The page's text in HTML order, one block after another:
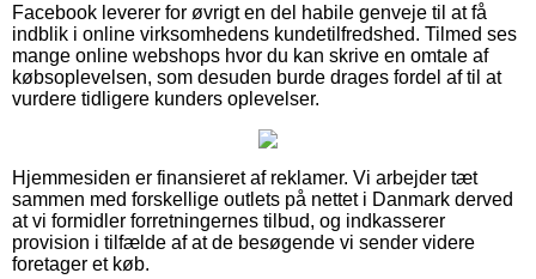
Facebook leverer for øvrigt en del habile genveje til at få
indblik i online virksomhedens kundetilfredshed. Tilmed ses
mange online webshops hvor du kan skrive en omtale af
købsoplevelsen, som desuden burde drages fordel af til at
vurdere tidligere kunders oplevelser.
Hjemmesiden er finansieret af reklamer. Vi arbejder tæt
sammen med forskellige outlets på nettet i Danmark derved
at vi formidler forretningernes tilbud, og indkasserer
provision i tilfælde af at de besøgende vi sender videre
foretager et køb.